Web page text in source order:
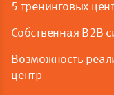
5 тренинговых
Собственная B2B
Возможность
центр